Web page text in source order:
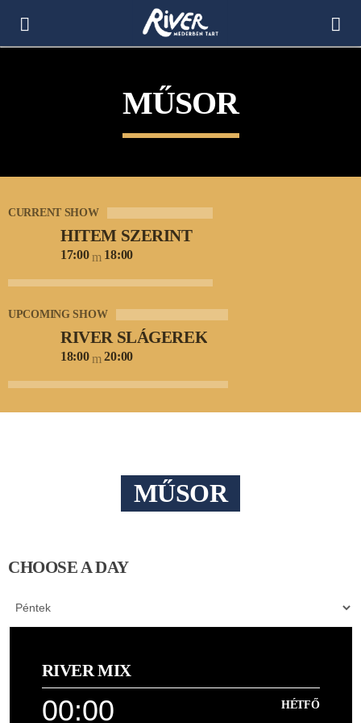
MŰSOR
CURRENT SHOW
HITEM SZERINT
17:00 18:00
UPCOMING SHOW
RIVER SLÁGEREK
18:00 20:00
MŰSOR
CHOOSE A DAY
RIVER MIX
00:00 HÉTFŐ